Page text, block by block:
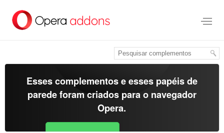
para
Esses complementos e esses papéis de
parede foram criados para o navegador
Opera.